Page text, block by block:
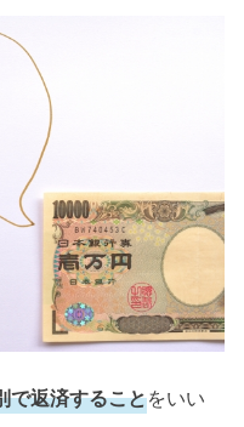
で返済することをいい